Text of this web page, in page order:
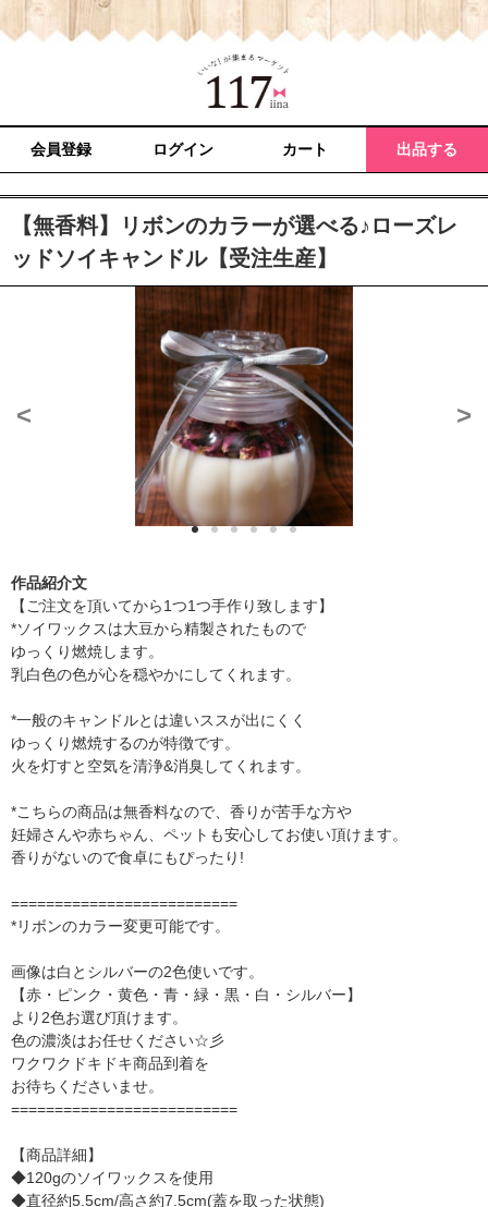
会員登録 ログイン カート 出品する
【無香料】リボンのカラーが選べる♪ローズレ
ッドソイキャンドル【受注生産】
< >
作品紹介文
【ご注文を頂いてから1つ1つ手作り致します】
*ソイワックスは大豆から精製されたもので
ゆっくり燃焼します。
乳白色の色が心を穏やかにしてくれます。
*一般のキャンドルとは違いススが出にくく
ゆっくり燃焼するのが特徴です。
火を灯すと空気を清浄&消臭してくれます。
*こちらの商品は無香料なので、香りが苦手な方や
妊婦さんや赤ちゃん、ペットも安心してお使い頂けます。
香りがないので食卓にもぴったり!
==========================
*リボンのカラー変更可能です。
画像は白とシルバーの2色使いです。
【赤・ピンク・黄色・青・緑・黒・白・シルバー】
より2色お選び頂けます。
色の濃淡はお任せください☆彡
ワクワクドキドキ商品到着を
お待ちくださいませ。
==========================
【商品詳細】
◆120gのソイワックスを使用
◆直径約5.5cm/高さ約7.5cm(蓋を取った状態)